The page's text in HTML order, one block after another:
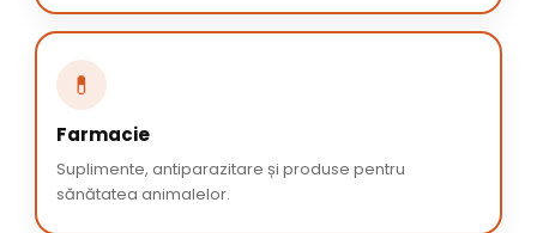
💊
Farmacie
Suplimente, antiparazitare și produse pentru
sănătatea animalelor.